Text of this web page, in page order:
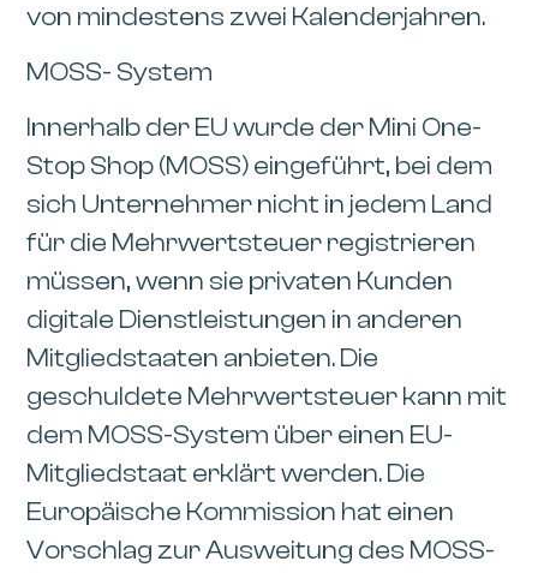
von mindestens zwei Kalenderjahren.
MOSS- System
Innerhalb der EU wurde der Mini One-
Stop Shop (MOSS) eingeführt, bei dem
sich Unternehmer nicht in jedem Land
für die Mehrwertsteuer registrieren
müssen, wenn sie privaten Kunden
digitale Dienstleistungen in anderen
Mitgliedstaaten anbieten. Die
geschuldete Mehrwertsteuer kann mit
dem MOSS-System über einen EU-
Mitgliedstaat erklärt werden. Die
Europäische Kommission hat einen
Vorschlag zur Ausweitung des MOSS-